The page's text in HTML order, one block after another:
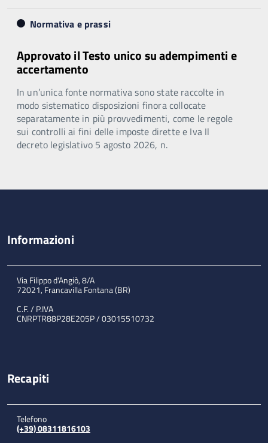
Normativa e prassi
Approvato il Testo unico su adempimenti e
accertamento
In un’unica fonte normativa sono state raccolte in
modo sistematico disposizioni finora collocate
separatamente in più provvedimenti, come le regole
sui controlli ai fini delle imposte dirette e Iva Il
decreto legislativo 5 agosto 2026, n.
Informazioni
Via Filippo d'Angiò, 8/A
72021, Francavilla Fontana (BR)
C.F. / P.IVA
CNRPTR88P28E205P / 03015510732
Recapiti
Telefono
(+39) 08311816103